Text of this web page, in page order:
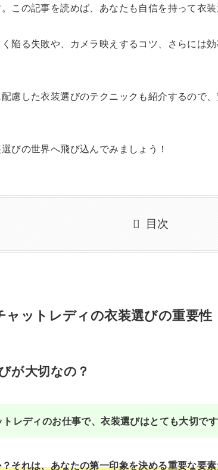
この記事を読めば、あなたも自信を持って衣
陥る失敗や、カメラ映えするコツ、さらには
慮した衣装選びのテクニックも紹介するので
びの世界へ飛び込んでみましょう！
目次
ャットレディの衣装選びの重要性
が大切なの？
レディのお仕事で、衣装選びはとても大切です
それは、あなたの第一印象を決める重要な要